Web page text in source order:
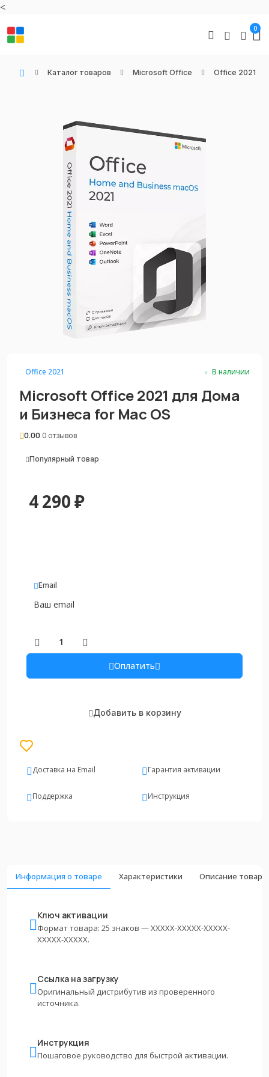
<
0
Каталог товаров Microsoft Office Office 2021
Office 2021 В наличии
Microsoft Office 2021 для Дома
и Бизнеса for Mac OS
0.00 0 отзывов
Популярный товар
4 290₽
Email
Оплатить
Добавить в корзину
Доставка на Email Гарантия активации
Поддержка Инструкция
Информация о товаре Характеристики Описание товара
Ключ активации
Формат товара: 25 знаков — XXXXX-XXXXX-XXXXX-
XXXXX-XXXXX.
Ссылка на загрузку
Оригинальный дистрибутив из проверенного
источника.
Инструкция
Пошаговое руководство для быстрой активации.